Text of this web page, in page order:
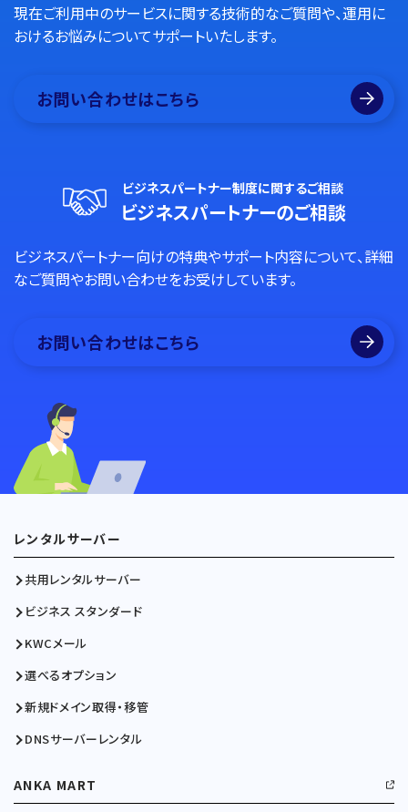
現在ご利用中のサービスに関する技術的なご質問や、運用に
おけるお悩みについてサポートいたします。
お問い合わせはこちら
ビジネスパートナー制度に関するご相談
ビジネスパートナーのご相談
ビジネスパートナー向けの特典やサポート内容について、詳細
なご質問やお問い合わせをお受けしています。
お問い合わせはこちら
レンタルサーバー
共用レンタルサーバー
ビジネス スタンダード
KWCメール
選べるオプション
新規ドメイン取得・移管
DNSサーバーレンタル
ANKA MART